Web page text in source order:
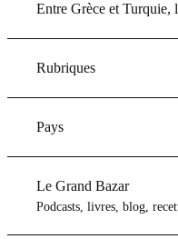
Entre Grèce et Turquie,
Rubriques
Pays
Le Grand Bazar
Podcasts, livres, blog,